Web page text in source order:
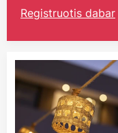
Registruotis dabar